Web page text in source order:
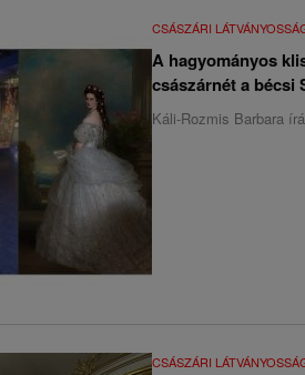
CSÁSZÁRI
A hagyományos
császárnét a bécsi
Káli-Rozmis Barbara
CSÁSZÁRI